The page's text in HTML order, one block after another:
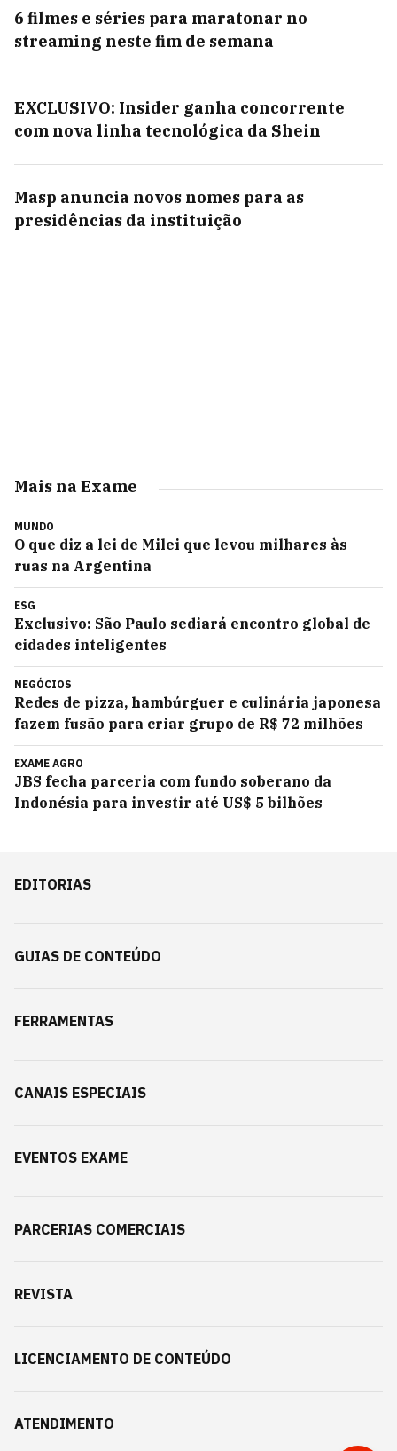
6 filmes e séries para maratonar no
streaming neste fim de semana
EXCLUSIVO: Insider ganha concorrente
com nova linha tecnológica da Shein
Masp anuncia novos nomes para as
presidências da instituição
Mais na Exame
MUNDO
O que diz a lei de Milei que levou milhares às
ruas na Argentina
ESG
Exclusivo: São Paulo sediará encontro global de
cidades inteligentes
NEGÓCIOS
Redes de pizza, hambúrguer e culinária japonesa
fazem fusão para criar grupo de R$ 72 milhões
EXAME AGRO
JBS fecha parceria com fundo soberano da
Indonésia para investir até US$ 5 bilhões
EDITORIAS
GUIAS DE CONTEÚDO
FERRAMENTAS
CANAIS ESPECIAIS
EVENTOS EXAME
PARCERIAS COMERCIAIS
REVISTA
LICENCIAMENTO DE CONTEÚDO
ATENDIMENTO